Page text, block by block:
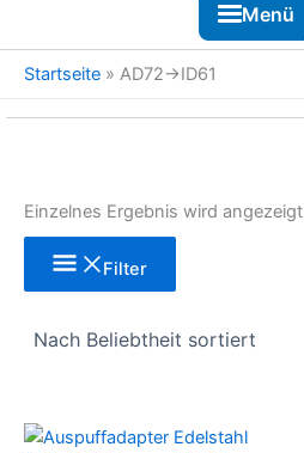
Menü
Startseite » AD72→ID61
Einzelnes Ergebnis wird angezeigt
Filter
Dieses